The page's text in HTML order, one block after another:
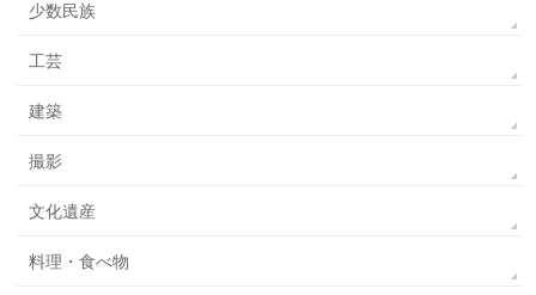
少数民族
工芸
建築
撮影
文化遺産
料理・食べ物